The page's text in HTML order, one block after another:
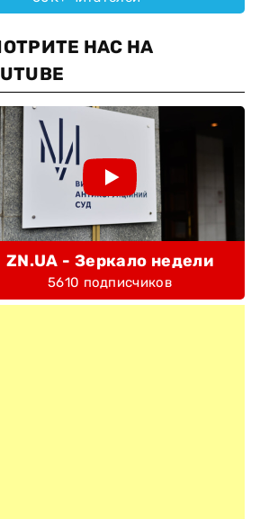
НАС НА
ZN.UA - Зеркало недели
5610 подписчиков